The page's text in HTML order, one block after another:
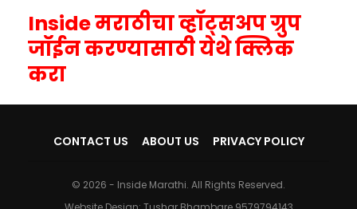
Inside मराठीचा व्हॉट्सअप ग्रुप
जॉईन करण्यासाठी येथे क्लिक
करा
CONTACT US ABOUT US PRIVACY POLICY
© 2026 - Inside Marathi. All Rights Reserved.